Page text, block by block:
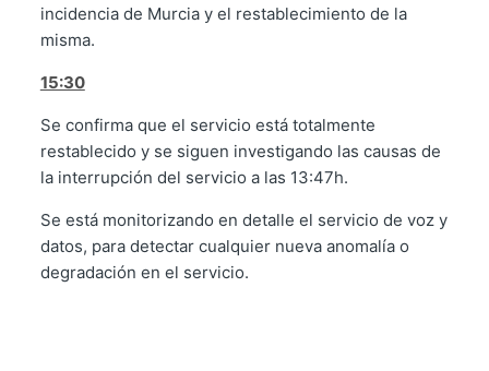
incidencia de Murcia y el restablecimiento de la
misma.
15:30
Se confirma que el servicio está totalmente
restablecido y se siguen investigando las causas de
la interrupción del servicio a las 13:47h.
Se está monitorizando en detalle el servicio de voz y
datos, para detectar cualquier nueva anomalía o
degradación en el servicio.